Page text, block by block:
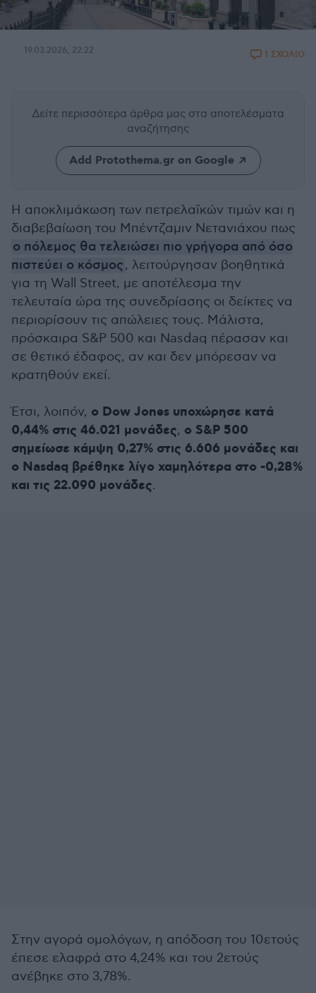
19.03.2026, 22:22 1 ΣΧΟΛΙΟ
Δείτε περισσότερα άρθρα μας στα αποτελέσματα
αναζήτησης
Add Protothema.gr on Google
Η αποκλιμάκωση των πετρελαϊκών τιμών και η
διαβεβαίωση του Μπέντζαμιν Νετανιάχου πως
ο πόλεμος θα τελειώσει πιο γρήγορα από όσο
πιστεύει ο κόσμος, λειτούργησαν βοηθητικά
για τη Wall Street, με αποτέλεσμα την
τελευταία ώρα της συνεδρίασης οι δείκτες να
περιορίσουν τις απώλειες τους. Μάλιστα,
πρόσκαιρα S&P 500 και Nasdaq πέρασαν και
σε θετικό έδαφος, αν και δεν μπόρεσαν να
κρατηθούν εκεί.
Έτσι, λοιπόν, ο Dow Jones υποχώρησε κατά
0,44% στις 46.021 μονάδες, ο S&P 500
σημείωσε κάμψη 0,27% στις 6.606 μονάδες και
ο Nasdaq βρέθηκε λίγο χαμηλότερα στο -0,28%
και τις 22.090 μονάδες.
Στην αγορά ομολόγων, η απόδοση του 10ετούς
έπεσε ελαφρά στο 4,24% και του 2ετούς
ανέβηκε στο 3,78%.